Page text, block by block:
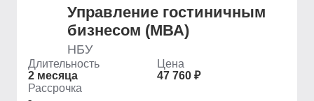
Управление гостиничным
бизнесом (МВА)
НБУ
Длительность
2 месяца
Цена
47 760 ₽
Рассрочка